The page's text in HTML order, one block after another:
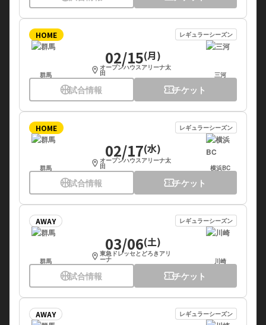
HOME レギュラーシーズン
群馬
02/15(月)
location_on オープンハウスアリーナ太
田 三河
sports_basketball試合情報 confirmation_numberチケット
HOME レギュラーシーズン
群馬
02/17(水)
location_on オープンハウスアリーナ太
田 横浜BC
sports_basketball試合情報 confirmation_numberチケット
AWAY レギュラーシーズン
群馬
03/06(土)
location_on 東急ドレッセとどろきアリ
ーナ 川崎
sports_basketball試合情報 confirmation_numberチケット
AWAY レギュラーシーズン